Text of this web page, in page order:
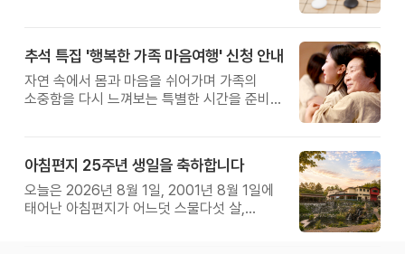
추석 특집 '행복한 가족 마음여행' 신청 안내
자연 속에서 몸과 마음을 쉬어가며 가족의
소중함을 다시 느껴보는 특별한 시간을 준비해
아침편지 25주년 생일을 축하합니다
오늘은 2026년 8월 1일, 2001년 8월 1일에
태어난 아침편지가 어느덧 스물다섯 살,